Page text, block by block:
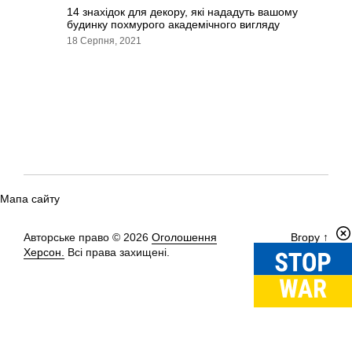
14 знахідок для декору, які нададуть вашому
будинку похмурого академічного вигляду
18 Серпня, 2021
Мапа сайту
Авторське право © 2026 Оголошення
Херсон.
Всі права захищені.
Вгору ↑